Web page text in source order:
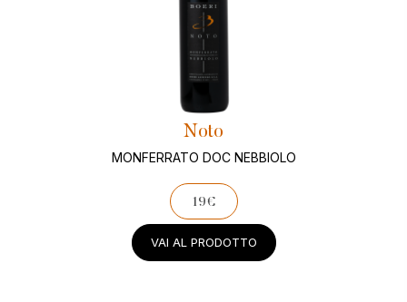
Noto
MONFERRATO DOC NEBBIOLO
19€
VAI AL PRODOTTO